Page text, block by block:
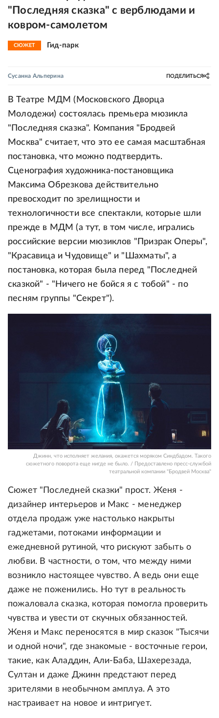
"Последняя сказка" с верблюдами и
ковром-самолетом
СЮЖЕТ Гид-парк
Сусанна Альперина ПОДЕЛИТЬСЯ
В Театре МДМ (Московского Дворца
Молодежи) состоялась премьера мюзикла
"Последняя сказка". Компания "Бродвей
Москва" считает, что это ее самая масштабная
постановка, что можно подтвердить.
Сценография художника-постановщика
Максима Обрезкова действительно
превосходит по зрелищности и
технологичности все спектакли, которые шли
прежде в МДМ (а тут, в том числе, игрались
российские версии мюзиклов "Призрак Оперы",
"Красавица и Чудовище" и "Шахматы", а
постановка, которая была перед "Последней
сказкой" - "Ничего не бойся я с тобой" - по
песням группы "Секрет").
Джинн, что исполняет желания, окажется моряком Синдбадом. Такого
сюжетного поворота еще нигде не было. / Предоставлено пресс-службой
театральной компании "Бродвей Москва"
Сюжет "Последней сказки" прост. Женя -
дизайнер интерьеров и Макс - менеджер
отдела продаж уже настолько накрыты
гаджетами, потоками информации и
ежедневной рутиной, что рискуют забыть о
любви. В частности, о том, что между ними
возникло настоящее чувство. А ведь они еще
даже не поженились. Но тут в реальность
пожаловала сказка, которая помогла проверить
чувства и увести от скучных обязанностей.
Женя и Макс переносятся в мир сказок "Тысячи
и одной ночи", где знакомые - восточные герои,
такие, как Аладдин, Али-Баба, Шахерезада,
Султан и даже Джинн предстают перед
зрителями в необычном амплуа. А это
настраивает на новое и интригует.